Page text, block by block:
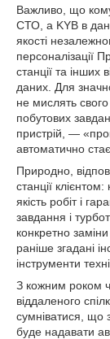
Важливо, що
СТО, а KYB в
якості
персоналізації
станції та інших
даних. Для
не мислять
побутових
пристрій, —
автоматично
Природно,
станції
якість робіт і
завдання і
конкретно
раніше згадані
інструменти
З кожним роком
віддаленого
сумніватися, що
буде надавати